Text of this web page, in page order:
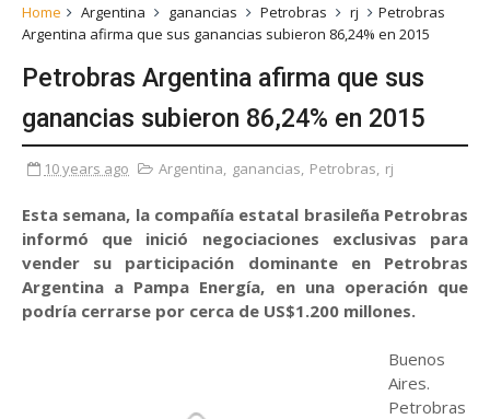
Home Argentina ganancias Petrobras rj
Petrobras
Argentina afirma que sus ganancias subieron 86,24% en 2015
Petrobras Argentina afirma que sus
ganancias subieron 86,24% en 2015
10 years ago Argentina, ganancias, Petrobras, rj
Esta semana, la compañía estatal brasileña Petrobras
informó que inició negociaciones exclusivas para
vender su participación dominante en Petrobras
Argentina a Pampa Energía, en una operación que
podría cerrarse por cerca de US$1.200 millones.
Buenos
Aires.
Petrobras